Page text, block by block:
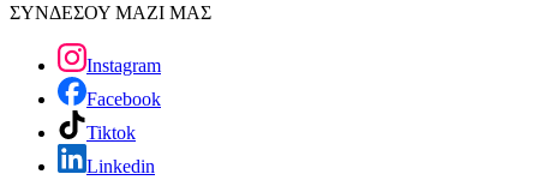
ΣΥΝΔΕΣΟΥ ΜΑΖΙ ΜΑΣ
Instagram
Facebook
Tiktok
Linkedin